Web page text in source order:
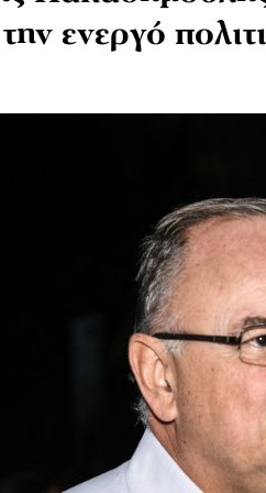
ενεργό